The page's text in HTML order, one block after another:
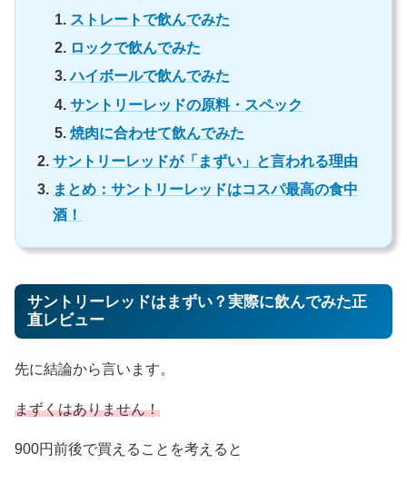
ストレートで飲んでみた
ロックで飲んでみた
ハイボールで飲んでみた
サントリーレッドの原料・スペック
焼肉に合わせて飲んでみた
サントリーレッドが「まずい」と言われる理由
まとめ：サントリーレッドはコスパ最高の食中
酒！
サントリーレッドはまずい？実際に飲んでみた正
直レビュー
先に結論から言います。
まずくはありません！
900円前後で買えることを考えると